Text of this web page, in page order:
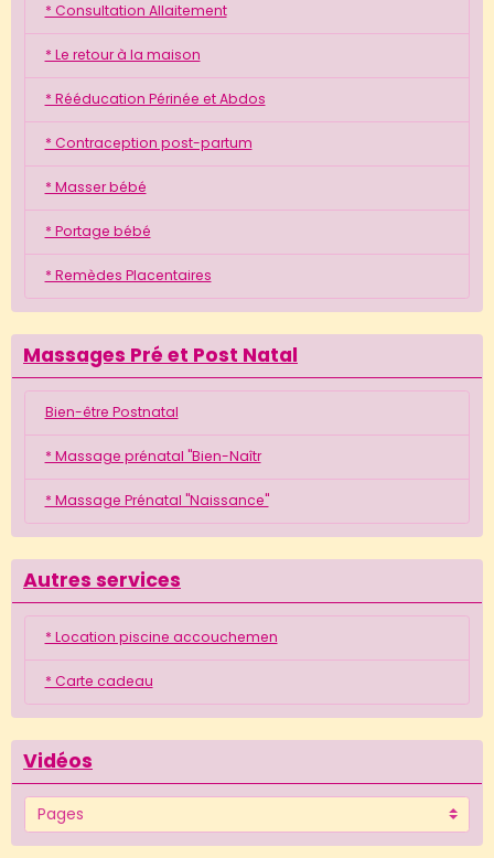
* Consultation Allaitement
* Le retour à la maison
* Rééducation Périnée et Abdos
* Contraception post-partum
* Masser bébé
* Portage bébé
* Remèdes Placentaires
Massages Pré et Post Natal
Bien-être Postnatal
* Massage prénatal "Bien-Naîtr
* Massage Prénatal "Naissance"
Autres services
* Location piscine accouchemen
* Carte cadeau
Vidéos